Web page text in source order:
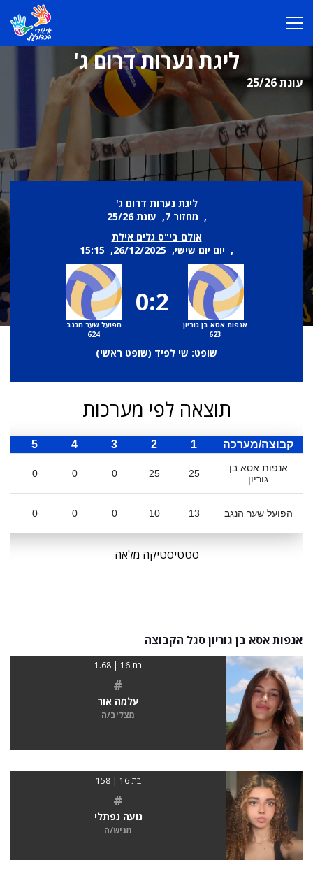
ליגת נערות דרום ג'
עונת 25/26
ליגת נערות דרום ג'
, מחזור 7, עונת 25/26
אולם בי"ס גלים אילת
, יום יום שישי, 26/12/2025, 15:15
אנפות אסא בן גוריון
623
0:2
הפועל שער הנגב
624
שופט: שי לפיד (שופט ראשי)
תוצאה לפי מערכות
קבוצה/מערכה 1
2
3
4
5
אנפות אסא בן
גוריון
25
25
0
0
0
הפועל שער הנגב 13
10
0
0
0
סטטיסטיקה מלאה
אנפות אסא בן גוריון סגל הקבוצה
בת 16 | 1.68
#
עלמה אור
מצליב/ה
בת 16 | 158
#
נועה נפתלי
מגיש/ה